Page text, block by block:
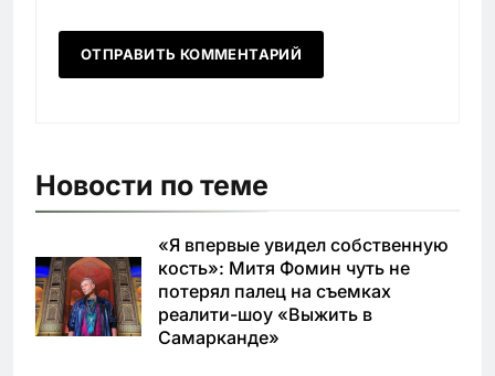
Новости по теме
«Я впервые увидел собственную
кость»: Митя Фомин чуть не
потерял палец на съемках
реалити-шоу «Выжить в
Самарканде»